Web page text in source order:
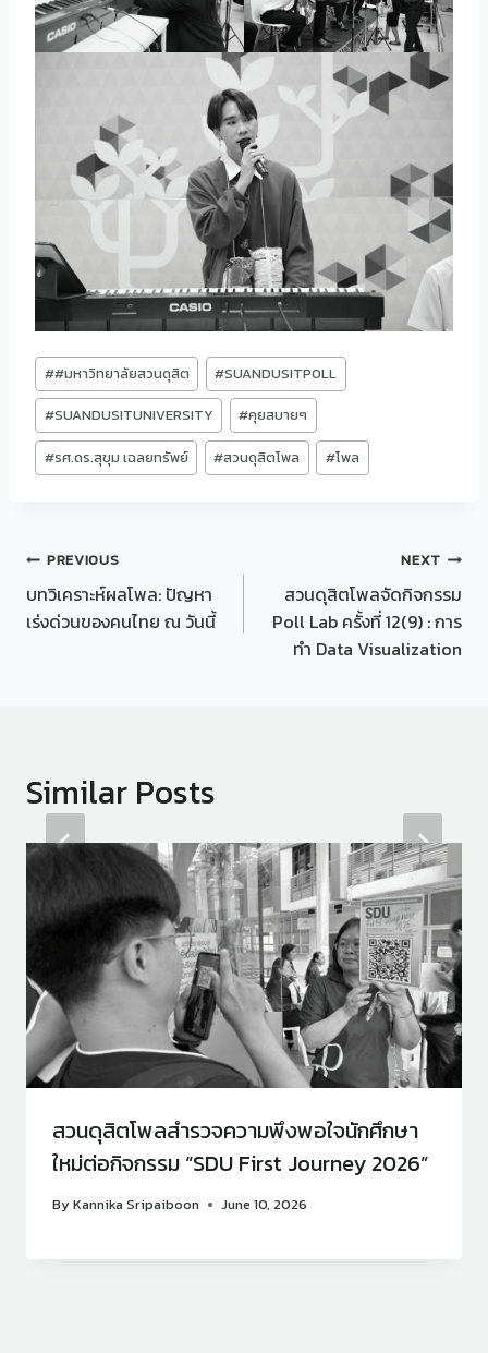
Post
Tags:
##มหาวิทยาลัยสวนดุสิต #SUANDUSITPOLL
#SUANDUSITUNIVERSITY #คุยสบายๆ
#รศ.ดร.สุขุม เฉลยทรัพย์ #สวนดุสิตโพล #โพล
Post
navigation
PREVIOUS
บทวิเคราะห์ผลโพล: ปัญหา
เร่งด่วนของคนไทย ณ วันนี้
NEXT
สวนดุสิตโพลจัดกิจกรรม
Poll Lab ครั้งที่ 12(9) : การ
ทำ Data Visualization
Similar Posts
สวนดุสิตโพลสำรวจความพึงพอใจนักศึกษา
ใหม่ต่อกิจกรรม “SDU First Journey 2026”
ByKannika Sripaiboon June 10, 2026